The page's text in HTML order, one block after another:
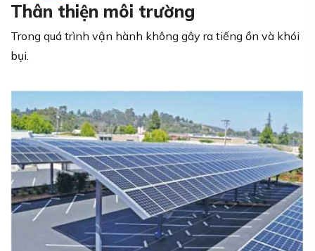
Thân thiện môi trường
Trong quá trình vận hành không gây ra tiếng ồn và khói
bụi.